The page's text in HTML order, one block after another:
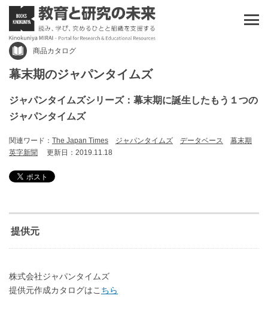
商品カタログ
幕末期のジャパンタイムズ
ジャパンタイムズシリーズ：幕末期に誕生したもう１つの
ジャパンタイムズ
関連ワード： The Japan Times ジャパンタイムズ データベース
幕末期
英字新聞
更新日：2019.11.18
提供元
株式会社ジャパンタイムズ
提供元作成カタログはこ ちら